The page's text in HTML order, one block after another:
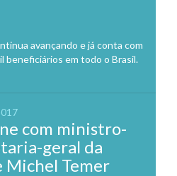
avançando e já conta com
beneficiários em todo o Brasil.
com ministro-
geral da
Michel Temer